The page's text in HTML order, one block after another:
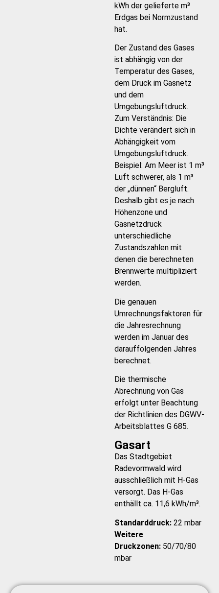
kWh der gelieferte m³
Erdgas bei Normzustand
hat.
Der Zustand des Gases
ist abhängig von der
Temperatur des Gases,
dem Druck im Gasnetz
und dem
Umgebungsluftdruck.
Zum Verständnis: Die
Dichte verändert sich in
Abhängigkeit vom
Umgebungsluftdruck.
Beispiel: Am Meer ist 1 m³
Luft schwerer, als 1 m³
der „dünnen“ Bergluft.
Deshalb gibt es je nach
Höhenzone und
Gasnetzdruck
unterschiedliche
Zustandszahlen mit
denen die berechneten
Brennwerte multipliziert
werden.
Die genauen
Umrechnungsfaktoren für
die Jahresrechnung
werden im Januar des
darauffolgenden Jahres
berechnet.
Die thermische
Abrechnung von Gas
erfolgt unter Beachtung
der Richtlinien des DGWV-
Arbeitsblattes G 685.
Gasart
Das Stadtgebiet
Radevormwald wird
ausschließlich mit H-Gas
versorgt. Das H-Gas
enthällt ca. 11,6 kWh/m³.
Standarddruck: 22 mbar
Weitere
Druckzonen: 50/70/80
mbar